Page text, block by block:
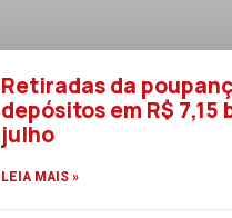
Retiradas da
depósitos em R$ 7,15
julho
LEIA MAIS »